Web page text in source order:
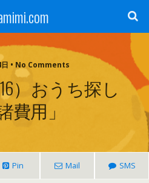
日 • No Comments
）おうち探し
用」
Pin Mail SMS